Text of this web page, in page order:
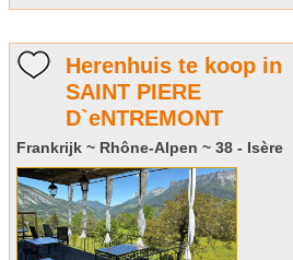
Herenhuis te koop in
SAINT PIERE
D`eNTREMONT
Frankrijk ~ Rhône-Alpen ~ 38 - Isère